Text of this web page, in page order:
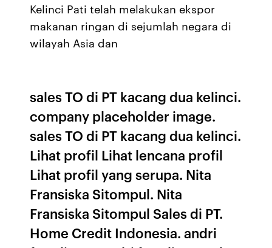
Kelinci Pati telah melakukan ekspor
makanan ringan di sejumlah negara di
wilayah Asia dan
sales TO di PT kacang dua kelinci.
company placeholder image.
sales TO di PT kacang dua kelinci.
Lihat profil Lihat lencana profil
Lihat profil yang serupa. Nita
Fransiska Sitompul. Nita
Fransiska Sitompul Sales di PT.
Home Credit Indonesia. andri